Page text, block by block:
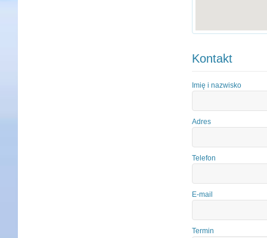
Kontakt
Imię i nazwisko
Adres
Telefon
E-mail
Termin